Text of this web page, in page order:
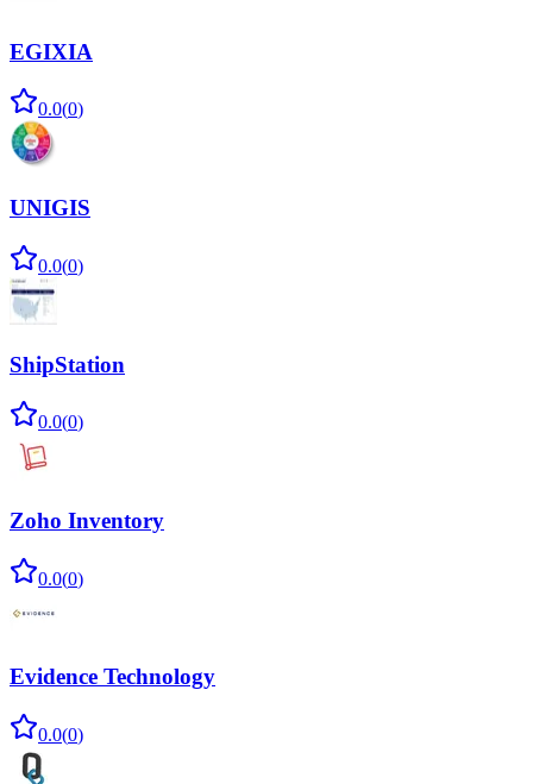
EGIXIA
0.0(0)
UNIGIS
0.0(0)
ShipStation
0.0(0)
Zoho Inventory
0.0(0)
Evidence Technology
0.0(0)